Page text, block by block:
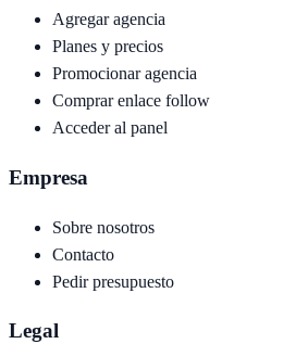
Agregar agencia
Planes y precios
Promocionar agencia
Comprar enlace follow
Acceder al panel
Empresa
Sobre nosotros
Contacto
Pedir presupuesto
Legal